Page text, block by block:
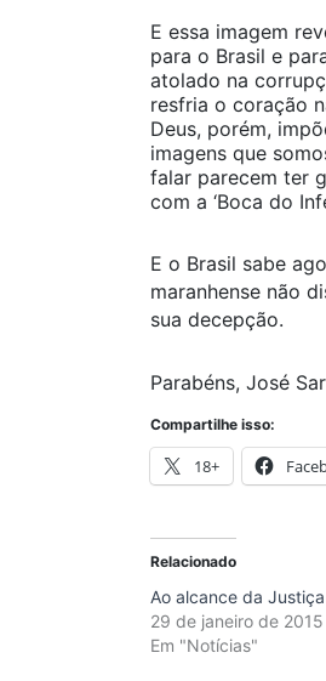
E essa imagem
para o Brasil e
atolado na
resfria o coração
Deus, porém,
imagens que
falar parecem ter
com a ‘Boca do
E o Brasil sabe
maranhense não
sua decepção.
Parabéns, José
Compartilhe isso:
18+
Relacionado
Ao alcance da Justiça
29 de janeiro de 2015
Em "Notícias"